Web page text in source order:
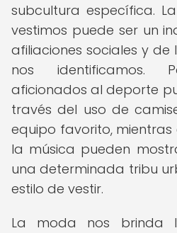
subcultura específica.
vestimos puede ser un
afiliaciones sociales y
nos identificamos.
aficionados al deporte
través del uso de
equipo favorito,
la música pueden
una determinada tribu
estilo de vestir.
La moda nos brinda